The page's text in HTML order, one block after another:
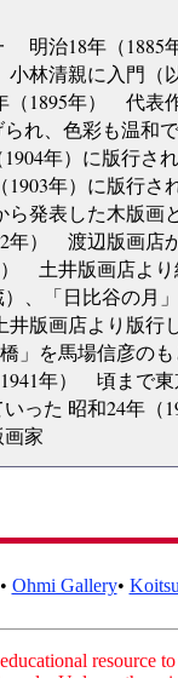
明治18年（1885
林清親に入門（
（1895年） 代表
れ、色彩も温和
年）に版行さ
年）に版行さ
発表した木版画
年） 渡辺版画店
） 土井版画店よ
、「日比谷の月
版画店より版行
」を馬場信彦の
年） 頃まで
った 昭和24年（
家
Ohmi Gallery•
resource